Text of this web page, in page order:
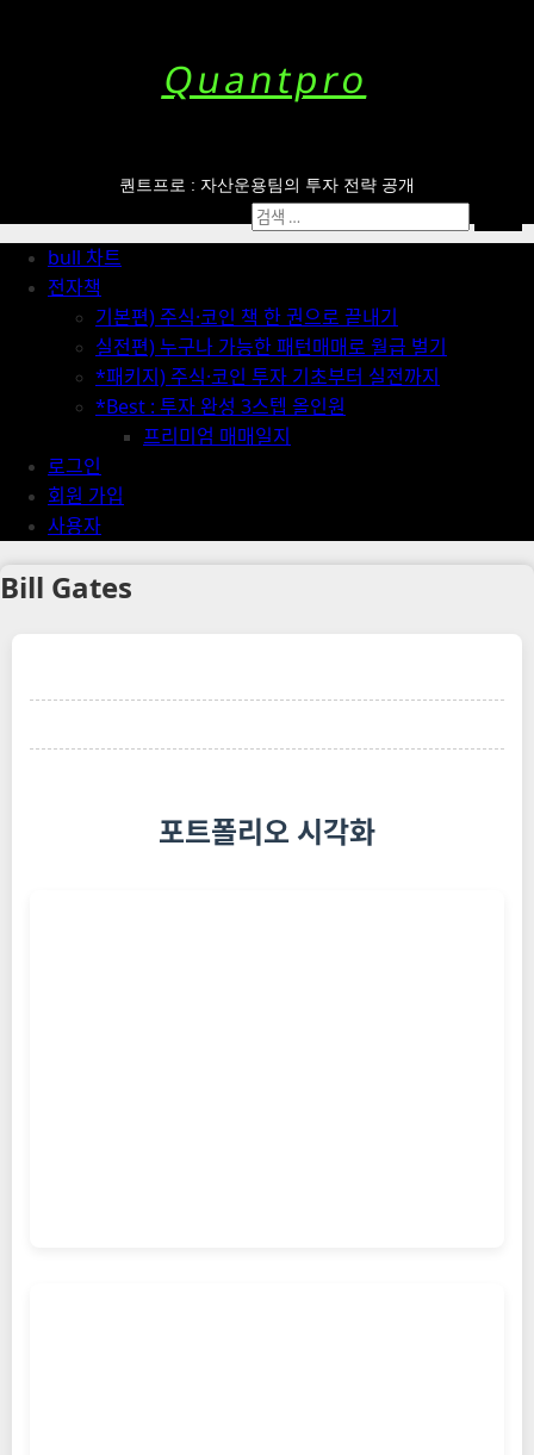
Quantpro
퀀트프로 : 자산운용팀의 투자 전략 공개
Menubull 차트
전자책
기본편) 주식·코인 책 한 권으로 끝내기
실전편) 누구나 가능한 패턴매매로 월급 벌기
*패키지) 주식·코인 투자 기초부터 실전까지
*Best : 투자 완성 3스텝 올인원
프리미엄 매매일지
로그인
회원 가입
사용자
검
색:
Bill Gates
포트폴리오 시각화